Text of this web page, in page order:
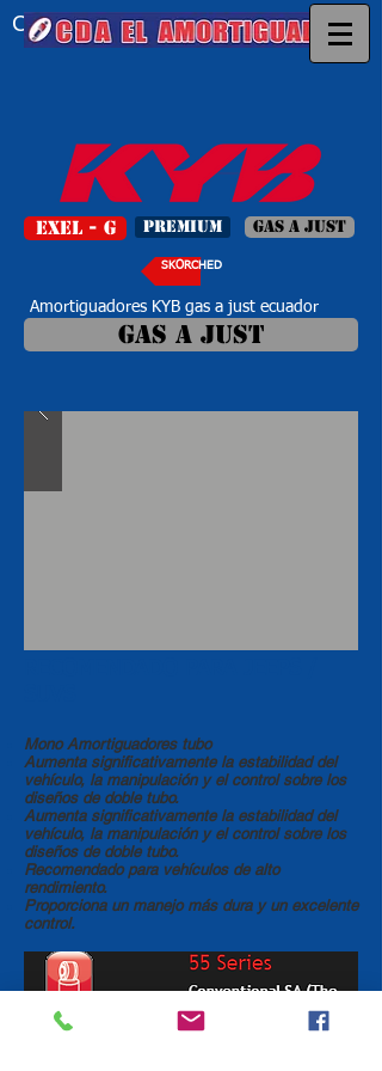
CDA EL AMORTIGUADOR
EXEL - G PREMIUM GAS A JUST
SKORCHED
Amortiguadores KYB gas a just ecuador
GAS A JUST
Mono Amortiguadores tubo
Aumenta significativamente la estabilidad del
vehículo, la manipulación y el control sobre los
diseños de doble tubo.
Aumenta significativamente la estabilidad del
vehículo, la manipulación y el control sobre los
diseños de doble tubo.
Recomendado para vehículos de alto
rendimiento.
Proporciona un manejo más dura y un excelente
control.